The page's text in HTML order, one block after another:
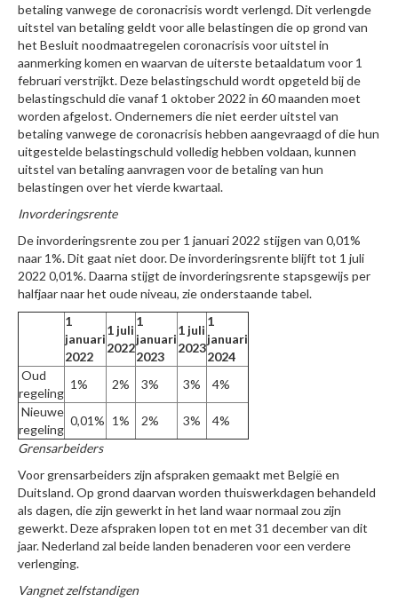
betaling vanwege de coronacrisis wordt verlengd. Dit verlengde
uitstel van betaling geldt voor alle belastingen die op grond van
het Besluit noodmaatregelen coronacrisis voor uitstel in
aanmerking komen en waarvan de uiterste betaaldatum voor 1
februari verstrijkt. Deze belastingschuld wordt opgeteld bij de
belastingschuld die vanaf 1 oktober 2022 in 60 maanden moet
worden afgelost. Ondernemers die niet eerder uitstel van
betaling vanwege de coronacrisis hebben aangevraagd of die hun
uitgestelde belastingschuld volledig hebben voldaan, kunnen
uitstel van betaling aanvragen voor de betaling van hun
belastingen over het vierde kwartaal.
Invorderingsrente
De invorderingsrente zou per 1 januari 2022 stijgen van 0,01%
naar 1%. Dit gaat niet door. De invorderingsrente blijft tot 1 juli
2022 0,01%. Daarna stijgt de invorderingsrente stapsgewijs per
halfjaar naar het oude niveau, zie onderstaande tabel.
1
januari
2022
1 juli
2022
1
januari
2023
1 juli
2023
1
januari
2024
Oud
regeling
1% 2% 3% 3%
4%
Nieuwe
regeling
0,01% 1% 2% 3%
4%
Grensarbeiders
Voor grensarbeiders zijn afspraken gemaakt met België en
Duitsland. Op grond daarvan worden thuiswerkdagen behandeld
als dagen, die zijn gewerkt in het land waar normaal zou zijn
gewerkt. Deze afspraken lopen tot en met 31 december van dit
jaar. Nederland zal beide landen benaderen voor een verdere
verlenging.
Vangnet zelfstandigen